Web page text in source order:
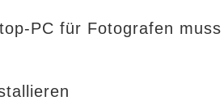
PC für Fotografen muss